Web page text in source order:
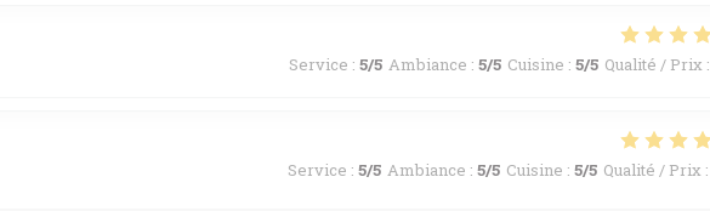
Service : 5/5 Ambiance : 5/5 Cuisine : 5/5 Qualité / Prix:
Service : 5/5 Ambiance : 5/5 Cuisine : 5/5 Qualité / Prix: